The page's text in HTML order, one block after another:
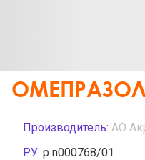
Производитель: АО
РУ: р n000768/01